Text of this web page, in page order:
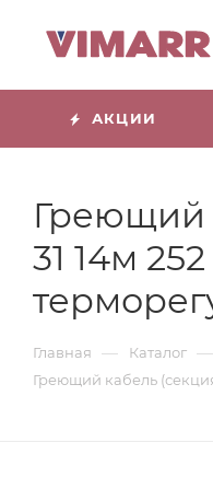
АКЦИИ
Греющий
31 14м
Главная — Каталог —
Греющий кабель